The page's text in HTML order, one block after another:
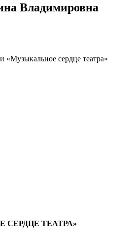
Владимировна
«Музыкальное сердце театра»
СЕРДЦЕ ТЕАТРА»